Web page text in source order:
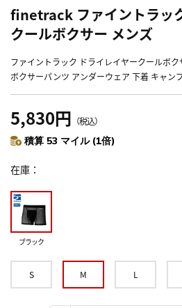
finetrack ファイントラッ
クールボクサー メンズ
ファイントラック ドライレイヤークールボ
ボクサーパンツ アンダーウェア 下着 キャン
5,830円 （税込）
積算 53 マイル (1倍)
在庫
ブラック
S M L